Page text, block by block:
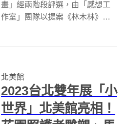
畫」經兩階段評選，由「感想工
作室」團隊以提案《林木林》脫
事《地下工事》（以上依名次排
列）。...
北美館
2023台北雙年展「小
世界」北美館亮相！